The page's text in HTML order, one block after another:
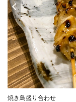
焼き鳥盛り合わせ